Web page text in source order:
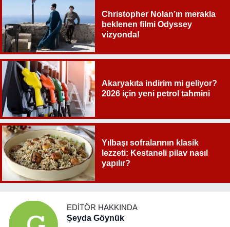
Christopher Nolan’ın merakla
beklenen filmi Odyssey
vizyonda!
Akaryakıta indirim mi geliyor?
2026 için yeni petrol tahmini
Yılbaşı sofralarının klasik
lezzeti: Kestaneli pilav nasıl
yapılır?
EDITÖR HAKKINDA
Şeyda Göynük